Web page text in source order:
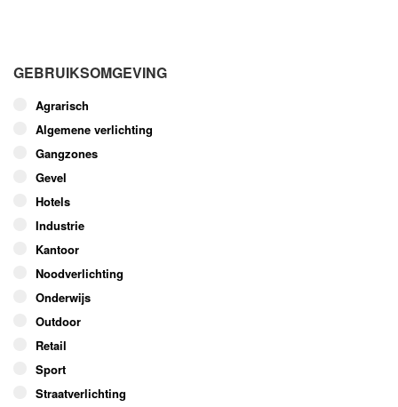
variaties.
optie
kan
gekozen
worden
op
productpagina
GEBRUIKSOMGEVING
Agrarisch
Algemene verlichting
Gangzones
Gevel
Hotels
Industrie
Kantoor
Noodverlichting
Onderwijs
Outdoor
Retail
Sport
Straatverlichting